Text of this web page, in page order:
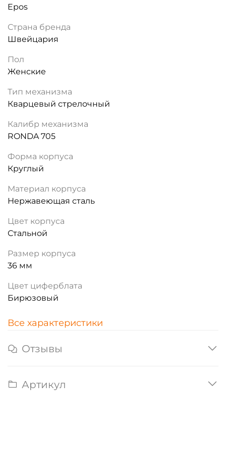
Epos
Страна бренда
Швейцария
Пол
Женские
Тип механизма
Кварцевый стрелочный
Калибр механизма
RONDA 705
Форма корпуса
Круглый
Материал корпуса
Нержавеющая сталь
Цвет корпуса
Стальной
Размер корпуса
36 мм
Цвет циферблата
Бирюзовый
Все характеристики
Отзывы
Артикул